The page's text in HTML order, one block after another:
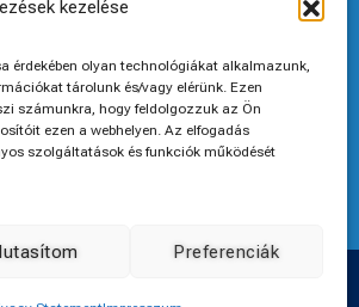
kezelése
érdekében olyan technológiákat alkalmazunk,
tárolunk és/vagy elérünk. Ezen
számunkra, hogy feldolgozzuk az Ön
ezen a webhelyen. Az elfogadás
szolgáltatások és funkciók működését
Preferenciák